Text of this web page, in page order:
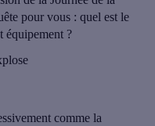
pour vous : quel est le
équipement ?
comme la